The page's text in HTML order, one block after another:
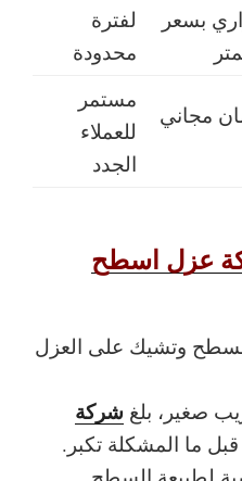
بسعر
لفترة
محدودة
مجاني
مستمر
للعملاء
الجدد
عزل اسطح
وتشيك على العزل
صغير، بلغ شركة
قبل ما المشكلة تكبر.